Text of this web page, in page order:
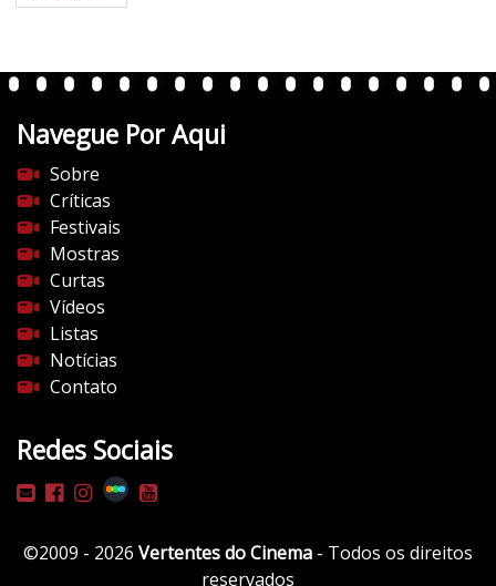
Navegue Por Aqui
Sobre
Críticas
Festivais
Mostras
Curtas
Vídeos
Listas
Notícias
Contato
Redes Sociais
©2009 - 2026 Vertentes do Cinema - Todos os direitos
reservados